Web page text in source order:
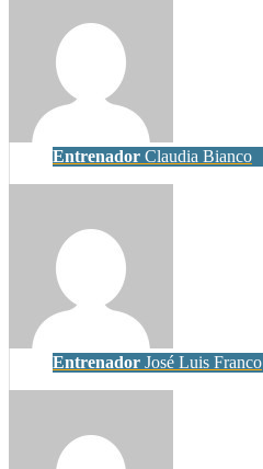
Entrenador Claudia Bianco
Entrenador José Luis Franco